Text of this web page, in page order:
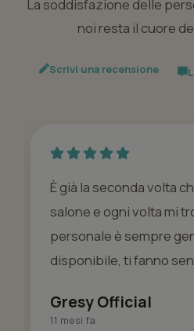
La soddisfazione delle
noi resta il cuore
Scrivi una recensione
È già la seconda volta
salone e ogni volta mi
personale è sempre
disponibile, ti fanno
Gresy Official
11 mesi fa